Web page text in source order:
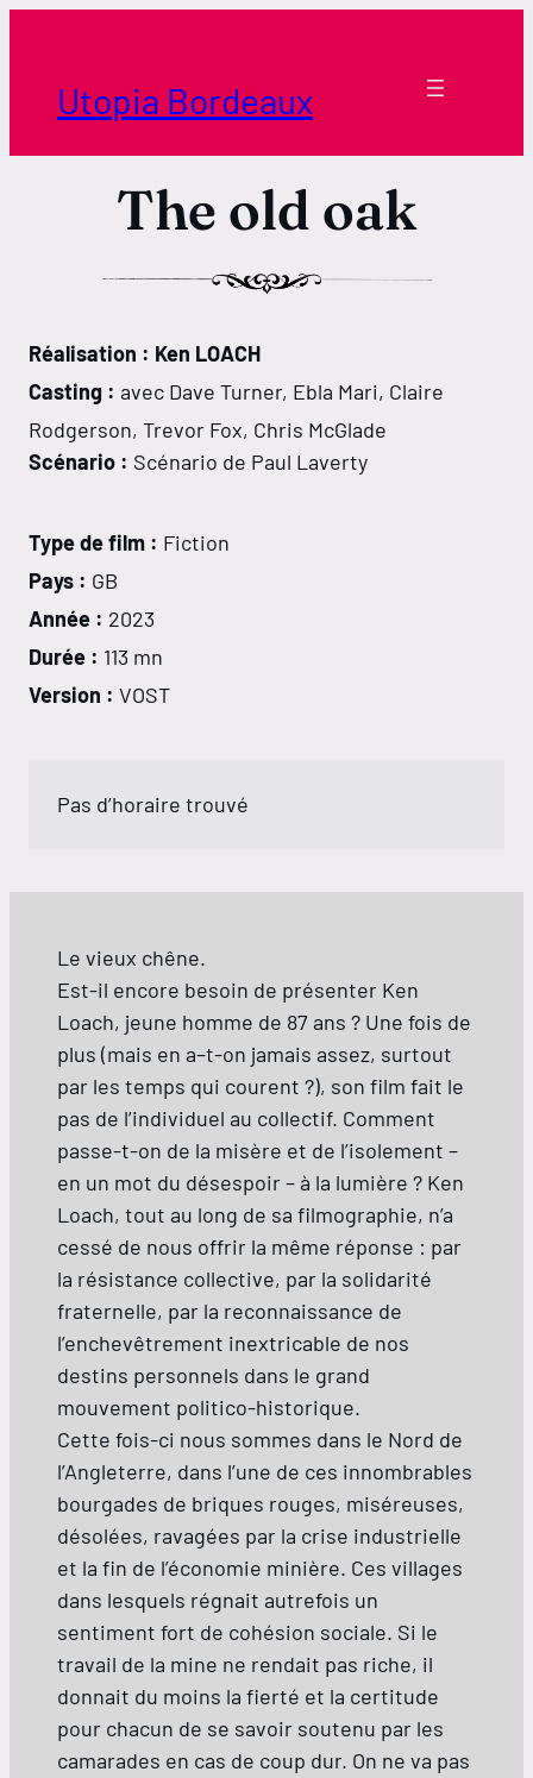
contenuUtopia Bordeaux
The old oak
Réalisation : Ken LOACH
Casting : avec Dave Turner, Ebla Mari, Claire
Rodgerson, Trevor Fox, Chris McGlade
Scénario : Scénario de Paul Laverty
Type de film : Fiction
Pays : GB
Année : 2023
Durée : 113 mn
Version : VOST
Pas d’horaire trouvé
Le vieux chêne.
Est-il encore besoin de présenter Ken
Loach, jeune homme de 87 ans ? Une fois de
plus (mais en a–t-on jamais assez, surtout
par les temps qui courent ?), son film fait le
pas de l’individuel au collectif. Comment
passe-t-on de la misère et de l’isolement –
en un mot du désespoir – à la lumière ? Ken
Loach, tout au long de sa filmographie, n’a
cessé de nous offrir la même réponse : par
la résistance collective, par la solidarité
fraternelle, par la reconnaissance de
l’enchevêtrement inextricable de nos
destins personnels dans le grand
mouvement politico-historique.
Cette fois-ci nous sommes dans le Nord de
l’Angleterre, dans l’une de ces innombrables
bourgades de briques rouges, miséreuses,
désolées, ravagées par la crise industrielle
et la fin de l’économie minière. Ces villages
dans lesquels régnait autrefois un
sentiment fort de cohésion sociale. Si le
travail de la mine ne rendait pas riche, il
donnait du moins la fierté et la certitude
pour chacun de se savoir soutenu par les
camarades en cas de coup dur. On ne va pas